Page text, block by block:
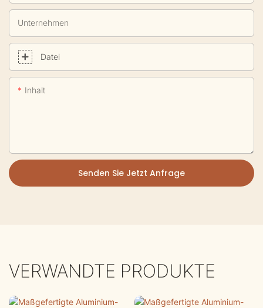
Unternehmen
Datei
Inhalt
Senden Sie Jetzt Anfrage
VERWANDTE PRODUKTE